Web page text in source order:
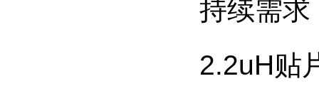
持续需求
2.2uH贴